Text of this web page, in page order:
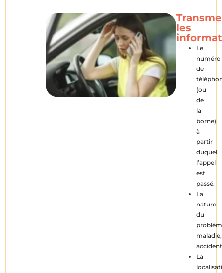
les
Le
numéro
de
(ou
de
la
borne)
à
partir
duquel
l’appel
est
passé.
La
nature
du
maladie,
La